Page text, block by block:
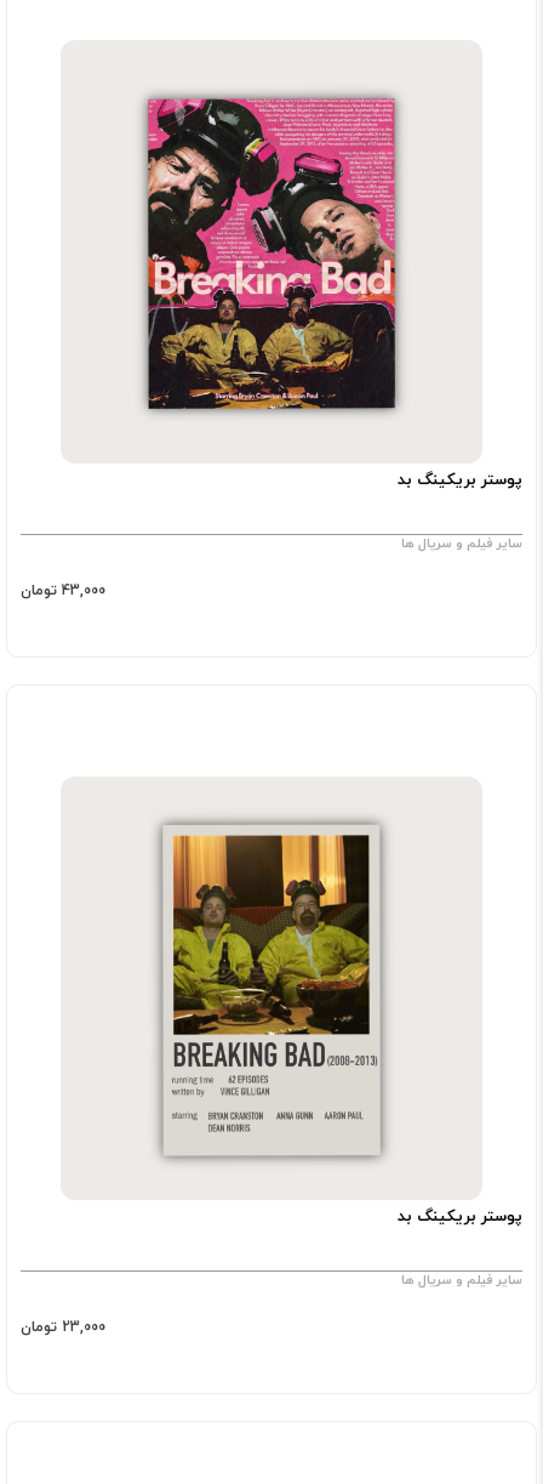
پوستر بریکینگ بد
سایر فیلم و سریال ها
43,000 تومان
پوستر بریکینگ بد
سایر فیلم و سریال ها
23,000 تومان